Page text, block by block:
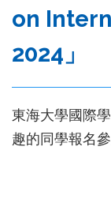
on
2024」
東海大學國際
趣的同學報名參